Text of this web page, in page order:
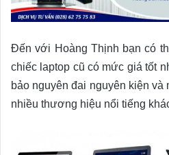
Đến với Hoàng Thịnh bạn có
chiếc laptop cũ có mức giá tốt
bảo nguyên đai nguyên kiện
nhiều thương hiệu nổi tiếng